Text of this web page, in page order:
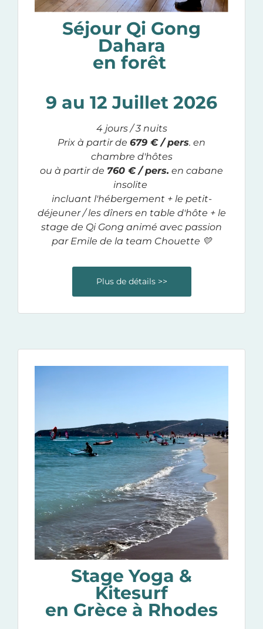
Séjour Qi Gong
Dahara
en forêt
9 au 12 Juillet 2026
4 jours / 3 nuits
Prix à partir de 679 € / pers. en
chambre d'hôtes
ou à partir de 760 € / pers. en cabane
insolite
incluant l'hébergement + le petit-
déjeuner / les dîners en table d'hôte + le
stage de Qi Gong animé avec passion
par Emile de la team Chouette 💛
Plus de détails >>
Stage Yoga &
Kitesurf
en Grèce à Rhodes